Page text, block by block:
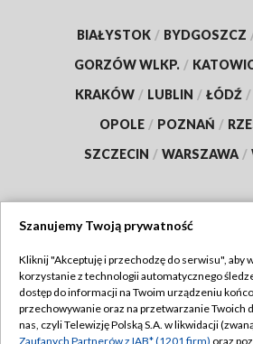
BIAŁYSTOK / BYDGOSZCZ
GORZÓW WLKP. /
KRAKÓW / LUBLIN / ŁÓDŹ /
OPOLE / POZNAŃ /
SZCZECIN / WARSZAWA /
TVP
Abonament TVP
Emisja w TVP
Regulamin
Szanujemy Twoją prywatność
Kliknij "Akceptuję i przechodzę do serwisu", aby
korzystanie z technologii automatycznego
dostęp do informacji na Twoim urządzeniu
przechowywanie oraz na przetwarzanie Twoich
nas, czyli Telewizję Polską S.A. w likwidacji
Zaufanych Partnerów z IAB* (1201 firm) oraz